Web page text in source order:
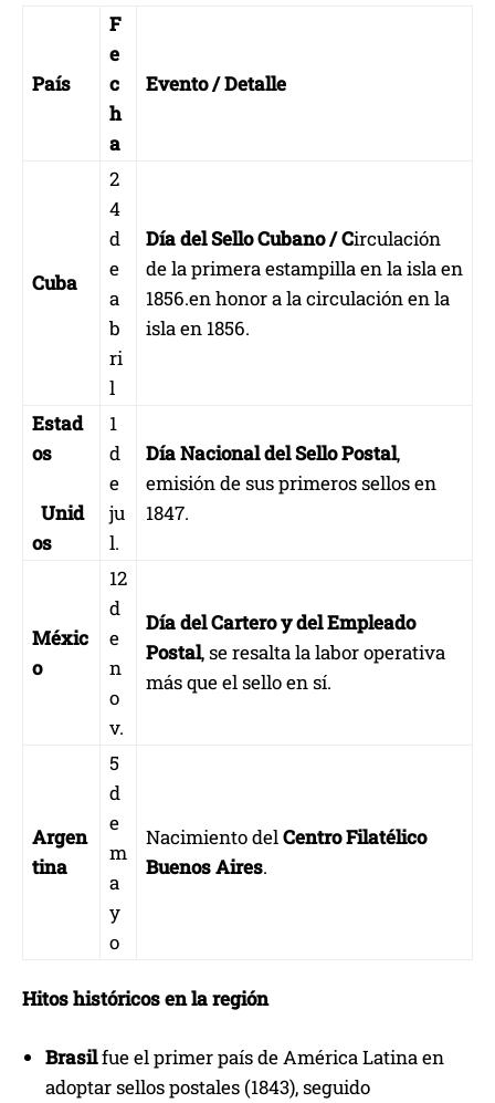
País
F
e
c
h
a
Evento / Detalle
Cuba
2
4
d
e
a
b
ri
l
Día del Sello Cubano / Circulación
de la primera estampilla en la isla en
1856.en honor a la circulación en la
isla en 1856.
Estad
os
Unid
os
1
d
e
ju
l.
Día Nacional del Sello Postal,
emisión de sus primeros sellos en
1847.
Méxic
o
12
d
e
n
o
v.
Día del Cartero y del Empleado
Postal, se resalta la labor operativa
más que el sello en sí.
Argen
tina
5
d
e
m
a
y
o
Nacimiento delCentro Filatélico
Buenos Aires.
Hitos históricos en la región
Brasilfue el primer país de América Latina en
adoptar sellos postales (1843), seguido